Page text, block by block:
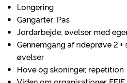
Longering
Gangarter: Pas
Jordarbejde, øvelser med
Gennemgang af rideprøve 2
øvelser
Hove og skoninger, repetition